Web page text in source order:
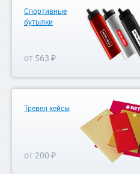
Спортивные
бутылки
от 563 ₽
Тревел кейсы
от 200 ₽